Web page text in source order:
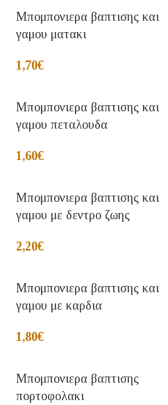
Μπομπονιερα βαπτισης και
γαμου ματακι
1,70€
Μπομπονιερα βαπτισης και
γαμου πεταλουδα
1,60€
Μπομπονιερα βαπτισης και
γαμου με δεντρο ζωης
2,20€
Μπομπονιερα βαπτισης και
γαμου με καρδια
1,80€
Μπομπονιερα βαπτισης
πορτοφολακι